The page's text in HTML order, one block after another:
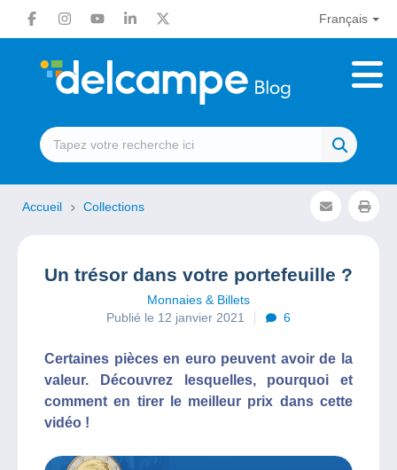
Français
Accueil Collections
Un trésor dans votre portefeuille ?
Monnaies & Billets
Publié le 12 janvier 2021
6
Certaines pièces en euro peuvent avoir de la
valeur. Découvrez lesquelles, pourquoi et
comment en tirer le meilleur prix dans cette
vidéo !